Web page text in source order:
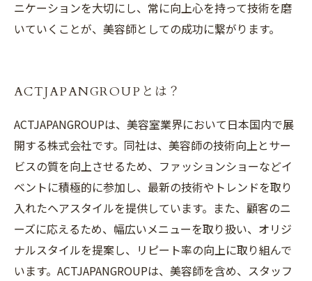
ニケーションを大切にし、常に向上心を持って技術を磨
いていくことが、美容師としての成功に繋がります。
ACTJAPANGROUPとは？
ACTJAPANGROUPは、美容室業界において日本国内で展
開する株式会社です。同社は、美容師の技術向上とサー
ビスの質を向上させるため、ファッションショーなどイ
ベントに積極的に参加し、最新の技術やトレンドを取り
入れたヘアスタイルを提供しています。また、顧客のニ
ーズに応えるため、幅広いメニューを取り扱い、オリジ
ナルスタイルを提案し、リピート率の向上に取り組んで
います。ACTJAPANGROUPは、美容師を含め、スタッフ